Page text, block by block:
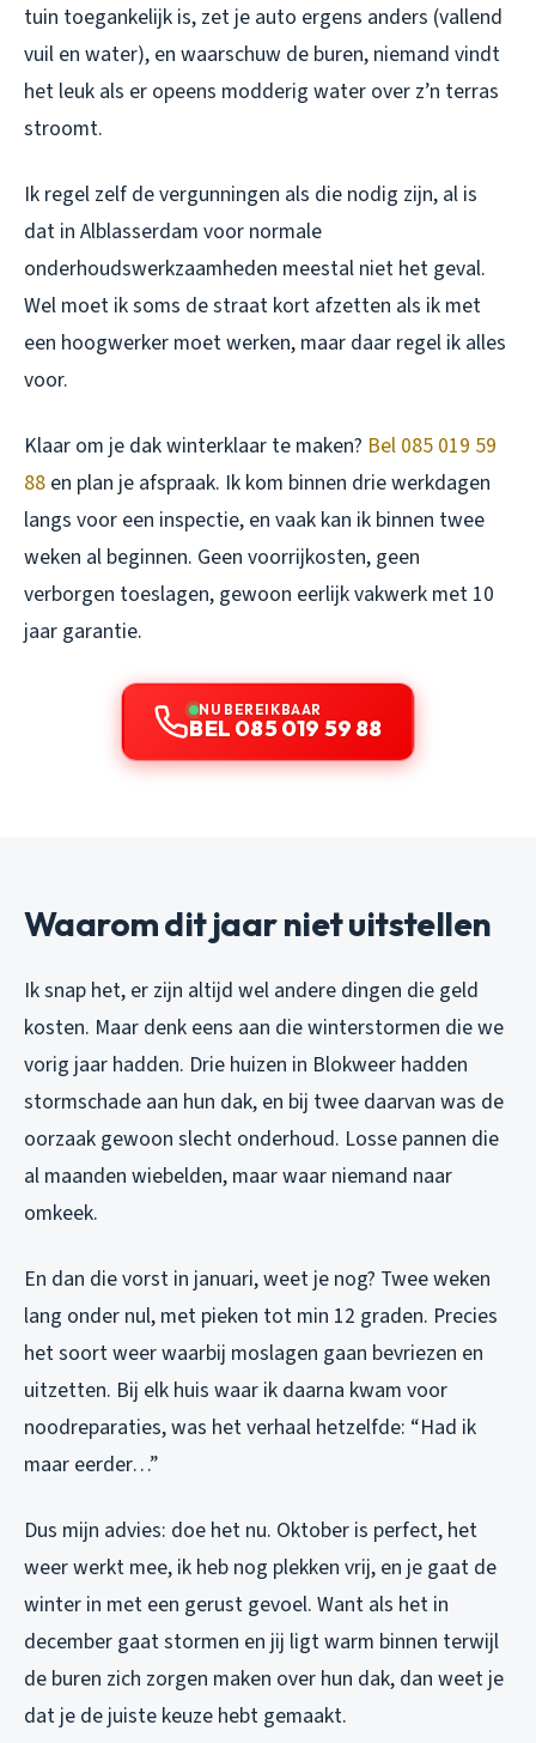
tuin toegankelijk is, zet je auto ergens anders (vallend
vuil en water), en waarschuw de buren, niemand vindt
het leuk als er opeens modderig water over z’n terras
stroomt.
Ik regel zelf de vergunningen als die nodig zijn, al is
dat in Alblasserdam voor normale
onderhoudswerkzaamheden meestal niet het geval.
Wel moet ik soms de straat kort afzetten als ik met
een hoogwerker moet werken, maar daar regel ik alles
voor.
Klaar om je dak winterklaar te maken? Bel 085 019 59
88 en plan je afspraak. Ik kom binnen drie werkdagen
langs voor een inspectie, en vaak kan ik binnen twee
weken al beginnen. Geen voorrijkosten, geen
verborgen toeslagen, gewoon eerlijk vakwerk met 10
jaar garantie.
NU BEREIKBAAR
BEL 085 019 59 88
Waarom dit jaar niet uitstellen
Ik snap het, er zijn altijd wel andere dingen die geld
kosten. Maar denk eens aan die winterstormen die we
vorig jaar hadden. Drie huizen in Blokweer hadden
stormschade aan hun dak, en bij twee daarvan was de
oorzaak gewoon slecht onderhoud. Losse pannen die
al maanden wiebelden, maar waar niemand naar
omkeek.
En dan die vorst in januari, weet je nog? Twee weken
lang onder nul, met pieken tot min 12 graden. Precies
het soort weer waarbij moslagen gaan bevriezen en
uitzetten. Bij elk huis waar ik daarna kwam voor
noodreparaties, was het verhaal hetzelfde: “Had ik
maar eerder…”
Dus mijn advies: doe het nu. Oktober is perfect, het
weer werkt mee, ik heb nog plekken vrij, en je gaat de
winter in met een gerust gevoel. Want als het in
december gaat stormen en jij ligt warm binnen terwijl
de buren zich zorgen maken over hun dak, dan weet je
dat je de juiste keuze hebt gemaakt.